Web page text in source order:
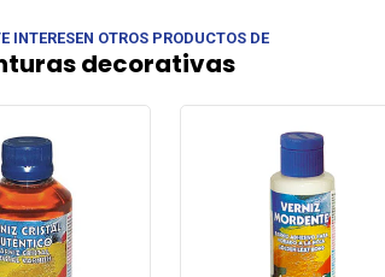
INTERESEN OTROS PRODUCTOS DE
decorativas